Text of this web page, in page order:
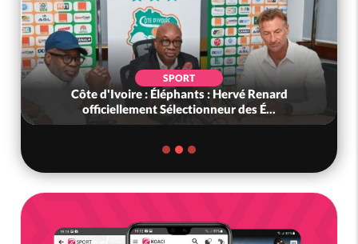
SPORT
Côte d'Ivoire : Éléphants : Hervé Renard
officiellement Sélectionneur des É...